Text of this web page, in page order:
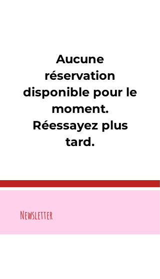
Aucune
réservation
disponible pour le
moment.
Réessayez plus
tard.
Newsletter